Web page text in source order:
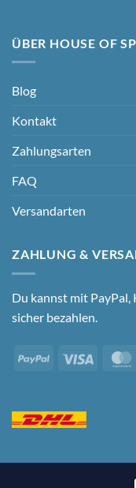
ÜBER HOUSE OF
Blog
Kontakt
Zahlungsarten
FAQ
Versandarten
ZAHLUNG &
Du kannst mit
sicher bezahlen.
PayPal Visa